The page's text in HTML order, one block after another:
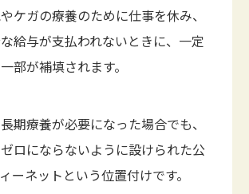
ケガの療養のために仕事を休み、
給与が支払われないときに、一定
部が補填されます。
期療養が必要になった場合でも、
ロにならないように設けられた公
ーネットという位置付けです。